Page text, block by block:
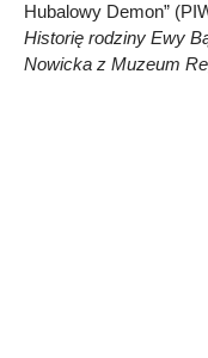
Hubalowy Demon”
Historię rodziny Ewy
Nowicka z Muzeum